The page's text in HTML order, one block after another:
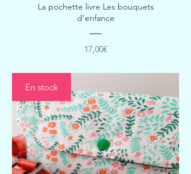
La pochette livre Les bouquets
d’enfance
17,00€Prix
En stock